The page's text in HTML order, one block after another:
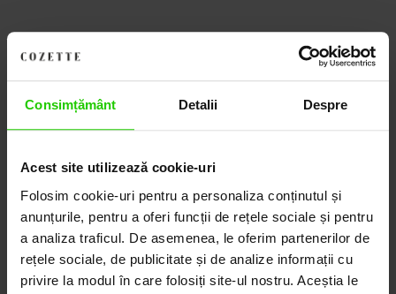
Consimțământ Detalii Despre
Acest site utilizează cookie-uri
Folosim cookie-uri pentru a personaliza conținutul și
anunțurile, pentru a oferi funcții de rețele sociale și pentru
a analiza traficul. De asemenea, le oferim partenerilor de
rețele sociale, de publicitate și de analize informații cu
privire la modul în care folosiți site-ul nostru. Aceștia le
Descoperă Lumea COZETTE,
LOCUL UNDE STILUL
elegante și rafinate, create cu măiestrie și pasiune.
Ne mândrim cu o vastă experiență în realizarea celor
mai sofisticate bijuterii din aur, argint și pietre
prețioase.